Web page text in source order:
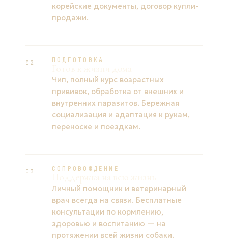
корейские документы, договор купли-
продажи.
02 ПОДГОТОВКА
Чип, полный курс возрастных
прививок, обработка от внешних и
внутренних паразитов. Бережная
социализация и адаптация к рукам,
переноске и поездкам.
03 СОПРОВОЖДЕНИЕ
Личный помощник и ветеринарный
врач всегда на связи. Бесплатные
консультации по кормлению,
здоровью и воспитанию — на
протяжении всей жизни собаки.